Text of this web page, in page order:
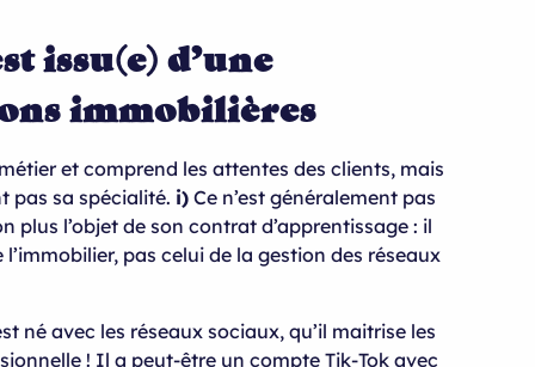
issu(e) d’une
immobilières
et comprend les attentes des clients, mais
pas sa spécialité. i) Ce n’est généralement pas
plus l’objet de son contrat d’apprentissage : il
pas celui de la gestion des réseaux
né avec les réseaux sociaux, qu’il maitrise les
! Il a peut-être un compte Tik-Tok avec